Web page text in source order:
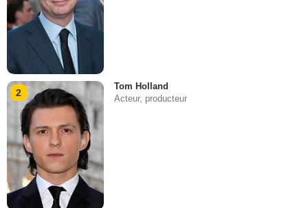
2
Tom Holland
Acteur, producteur